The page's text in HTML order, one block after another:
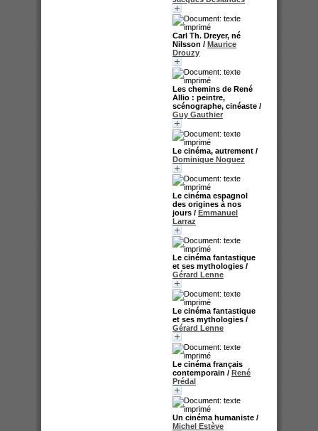
Carl Th. Dreyer, né
Nilsson / Maurice
Drouzy
Les chemins de René
Allio : peintre,
scénographe, cinéaste /
Guy Gauthier
Le cinéma, autrement /
Dominique Noguez
Le cinéma espagnol
des origines à nos
jours / Emmanuel
Larraz
Le cinéma fantastique
et ses mythologies /
Gérard Lenne
Le cinéma fantastique
et ses mythologies /
Gérard Lenne
Le cinéma français
contemporain / René
Prédal
Un cinéma humaniste /
Michel Estève